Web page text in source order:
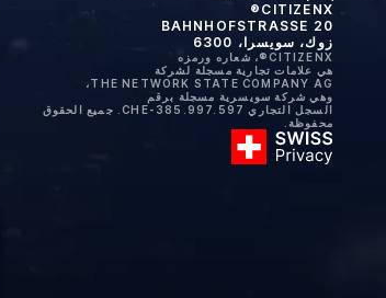
CITIZENX®
BAHNHOFSTRASSE 20
زوك، سويسرا، 6300
CITIZENX®، شعاره ورمزه
هي علامات تجارية مسجلة لشركة
THE NETWORK STATE COMPANY AG،
وهي شركة سويسرية مسجلة برقم
السجل التجاري CHE-385.997.597. جميع الحقوق
محفوظة.